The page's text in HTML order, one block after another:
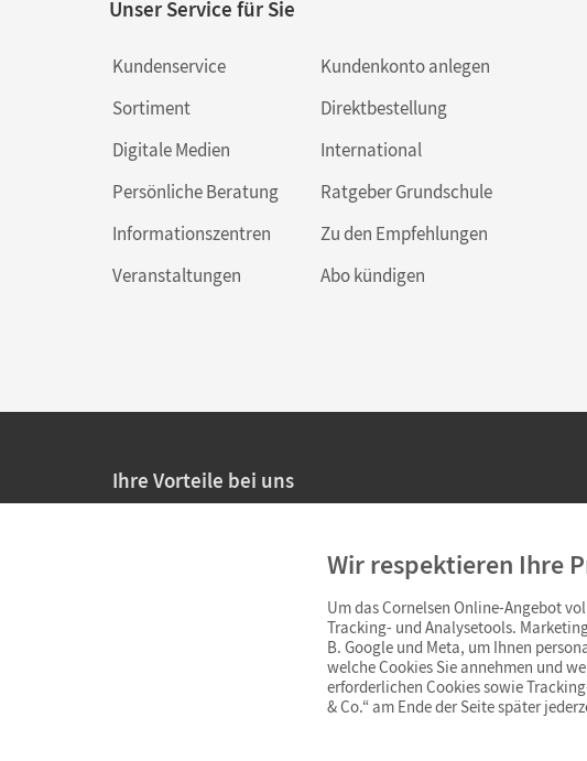
Unser Service für Sie
Kundenservice
Sortiment
Digitale Medien
Persönliche Beratung
Informationszentren
Veranstaltungen
Kundenkonto anlegen
Direktbestellung
International
Ratgeber Grundschule
Zu den Empfehlungen
Abo kündigen
Ihre Vorteile bei uns
Persönliche Angebote für Lehrkräfte
Sicheres Einkaufen mit SSL-Verschlüsselung
Widerrufsfristvon 4 Wochen
Schnelle und einfache Retourenabwicklung
Wir respektieren Ihre
Um das Cornelsen Online-Angebot
Tracking- und Analysetools.
B. Google und Meta, um Ihnen
welche Cookies Sie annehmen und
erforderlichen Cookies sowie
& Co.“ am Ende der Seite später